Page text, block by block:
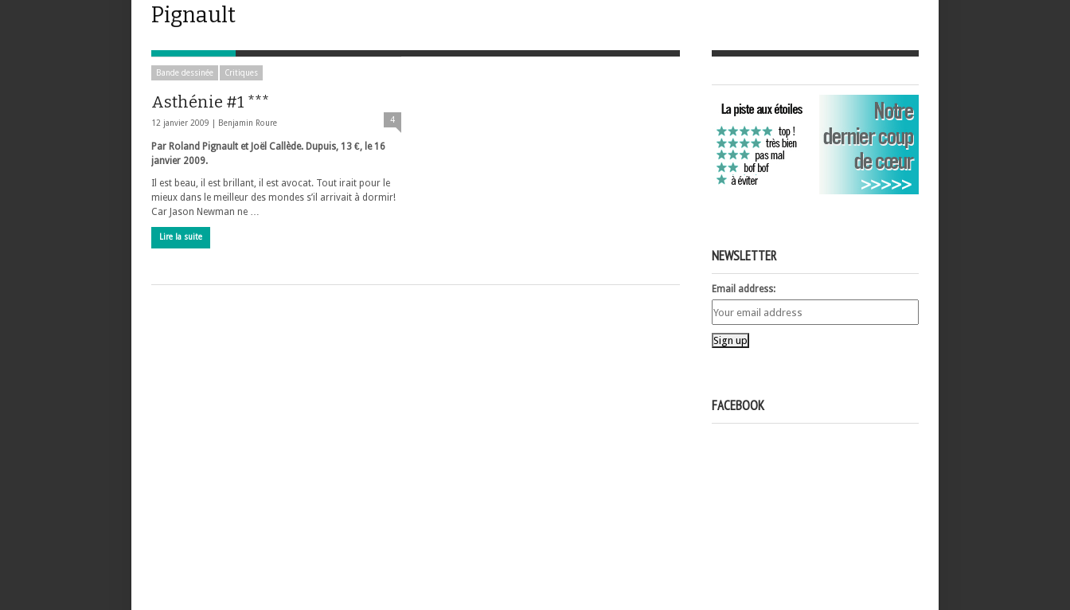
Pignault
Bande dessinée Critiques
Asthénie #1 ***
12 janvier 2009 | Benjamin Roure 4
Par Roland Pignault et Joël Callède. Dupuis, 13 €, le 16
janvier 2009.
Il est beau, il est brillant, il est avocat. Tout irait pour le
mieux dans le meilleur des mondes s’il arrivait à dormir!
Car Jason Newman ne …
Lire la suite
NEWSLETTER
Email address:
FACEBOOK